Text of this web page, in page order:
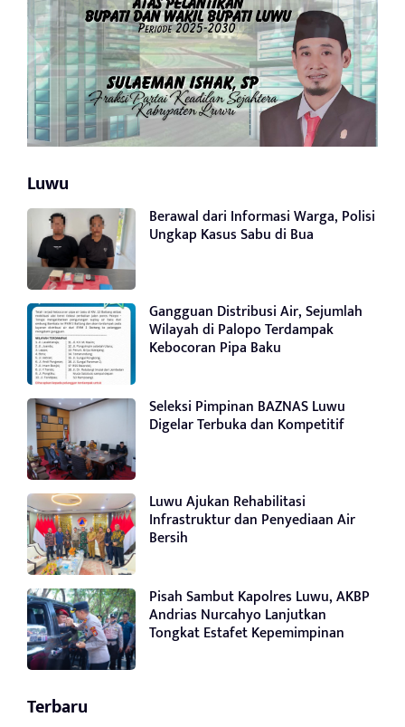
Luwu
Berawal dari Informasi Warga, Polisi
Ungkap Kasus Sabu di Bua
Gangguan Distribusi Air, Sejumlah
Wilayah di Palopo Terdampak
Kebocoran Pipa Baku
Seleksi Pimpinan BAZNAS Luwu
Digelar Terbuka dan Kompetitif
Luwu Ajukan Rehabilitasi
Infrastruktur dan Penyediaan Air
Bersih
Pisah Sambut Kapolres Luwu, AKBP
Andrias Nurcahyo Lanjutkan
Tongkat Estafet Kepemimpinan
Terbaru